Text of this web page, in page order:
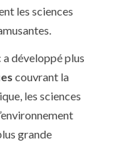
les sciences
a développé plus
couvrant la
les sciences
grande